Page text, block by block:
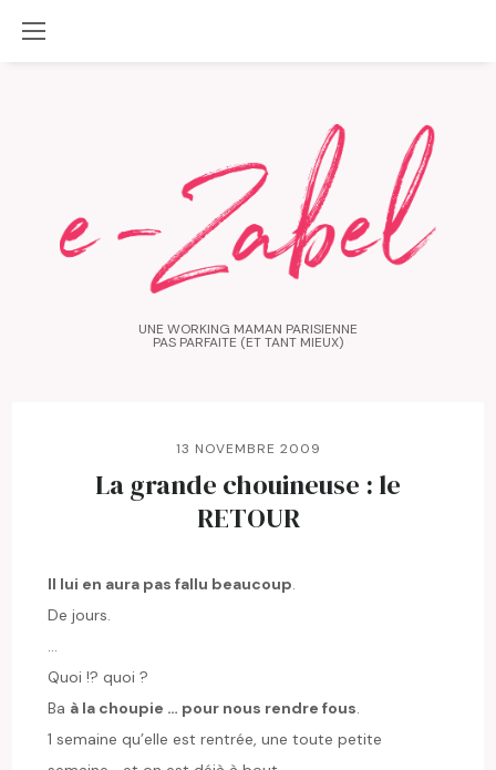
UNE WORKING MAMAN PARISIENNE
PAS PARFAITE (ET TANT MIEUX)
13 NOVEMBRE 2009
La grande chouineuse : le
RETOUR
Il lui en aura pas fallu beaucoup.
De jours.
…
Quoi !? quoi ?
Ba à la choupie … pour nous rendre fous.
1 semaine qu’elle est rentrée, une toute petite